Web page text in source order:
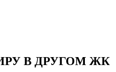
В ДРУГОМ ЖК